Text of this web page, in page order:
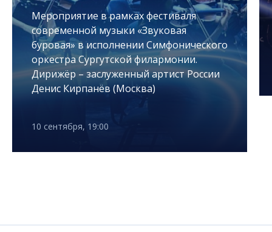
Мероприятие в рамках фестиваля
современной музыки «Звуковая
буровая» в исполнении Симфонического
оркестра Сургутской филармонии.
Дирижёр – заслуженный артист России
Денис Кирпанёв (Москва)
10 сентября, 19:00